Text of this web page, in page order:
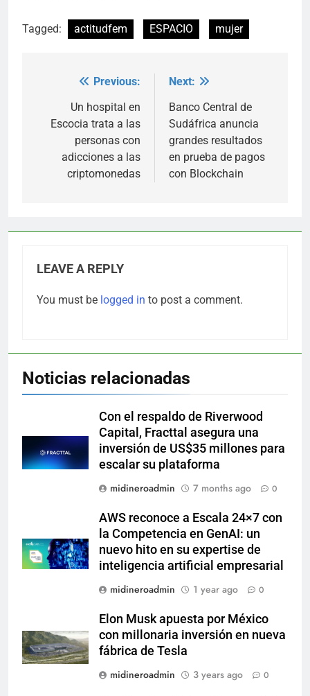
Tagged: actitudfem ESPACIO mujer
navigation
Previous:
Un hospital en
Escocia trata a las
personas con
adicciones a las
criptomonedas
Next:
Banco Central de
Sudáfrica anuncia
grandes resultados
en prueba de pagos
con Blockchain
LEAVE A REPLY
You must be logged in to post a comment.
Noticias relacionadas
Con el respaldo de Riverwood
Capital, Fracttal asegura una
inversión de US$35 millones para
escalar su plataforma
midineroadmin
7 months ago 0
AWS reconoce a Escala 24×7 con
la Competencia en GenAI: un
nuevo hito en su expertise de
inteligencia artificial empresarial
midineroadmin
1 year ago 0
Elon Musk apuesta por México
con millonaria inversión en nueva
fábrica de Tesla
midineroadmin
3 years ago 0